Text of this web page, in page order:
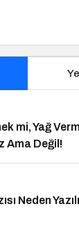
mi, Yağ
Ama Değil!
Neden